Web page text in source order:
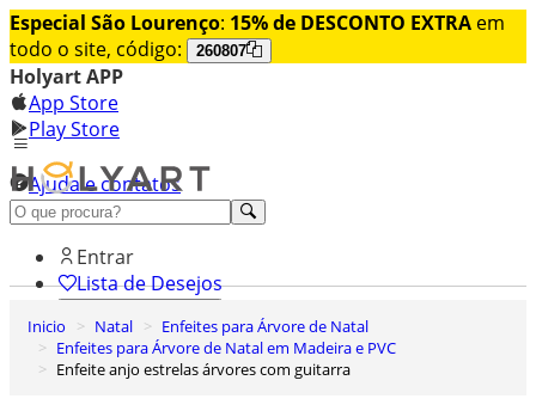
Especial São Lourenço: 15% de DESCONTO EXTRA em
todo o site, código:
260807
Holyart APP
App Store
Play Store
Ajuda e contatos
Conheça premium
Entrar
Lista de Desejos
Carrinho de Compras
Inicio Natal
Enfeites para Árvore de Natal
Enfeites para Árvore de Natal em Madeira e PVC
Enfeite anjo estrelas árvores com guitarra